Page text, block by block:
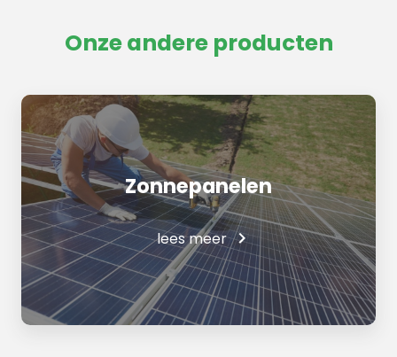
Onze andere producten
Zonnepanelen
lees meer